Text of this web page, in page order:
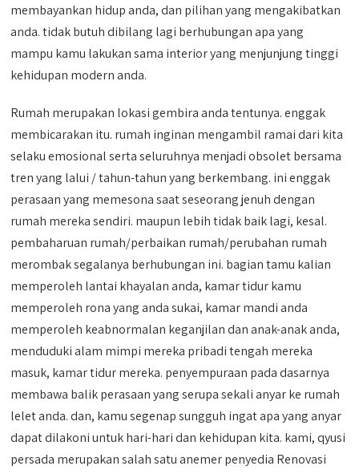
membayankan hidup anda, dan pilihan yang mengakibatkan
anda. tidak butuh dibilang lagi berhubungan apa yang
mampu kamu lakukan sama interior yang menjunjung tinggi
kehidupan modern anda.
Rumah merupakan lokasi gembira anda tentunya. enggak
membicarakan itu. rumah inginan mengambil ramai dari kita
selaku emosional serta seluruhnya menjadi obsolet bersama
tren yang lalui / tahun-tahun yang berkembang. ini enggak
perasaan yang memesona saat seseorang jenuh dengan
rumah mereka sendiri. maupun lebih tidak baik lagi, kesal.
pembaharuan rumah/perbaikan rumah/perubahan rumah
merombak segalanya berhubungan ini. bagian tamu kalian
memperoleh lantai khayalan anda, kamar tidur kamu
memperoleh rona yang anda sukai, kamar mandi anda
memperoleh keabnormalan keganjilan dan anak-anak anda,
menduduki alam mimpi mereka pribadi tengah mereka
masuk, kamar tidur mereka. penyempuraan pada dasarnya
membawa balik perasaan yang serupa sekali anyar ke rumah
lelet anda. dan, kamu segenap sungguh ingat apa yang anyar
dapat dilakoni untuk hari-hari dan kehidupan kita. kami, qyusi
persada merupakan salah satu anemer penyedia Renovasi